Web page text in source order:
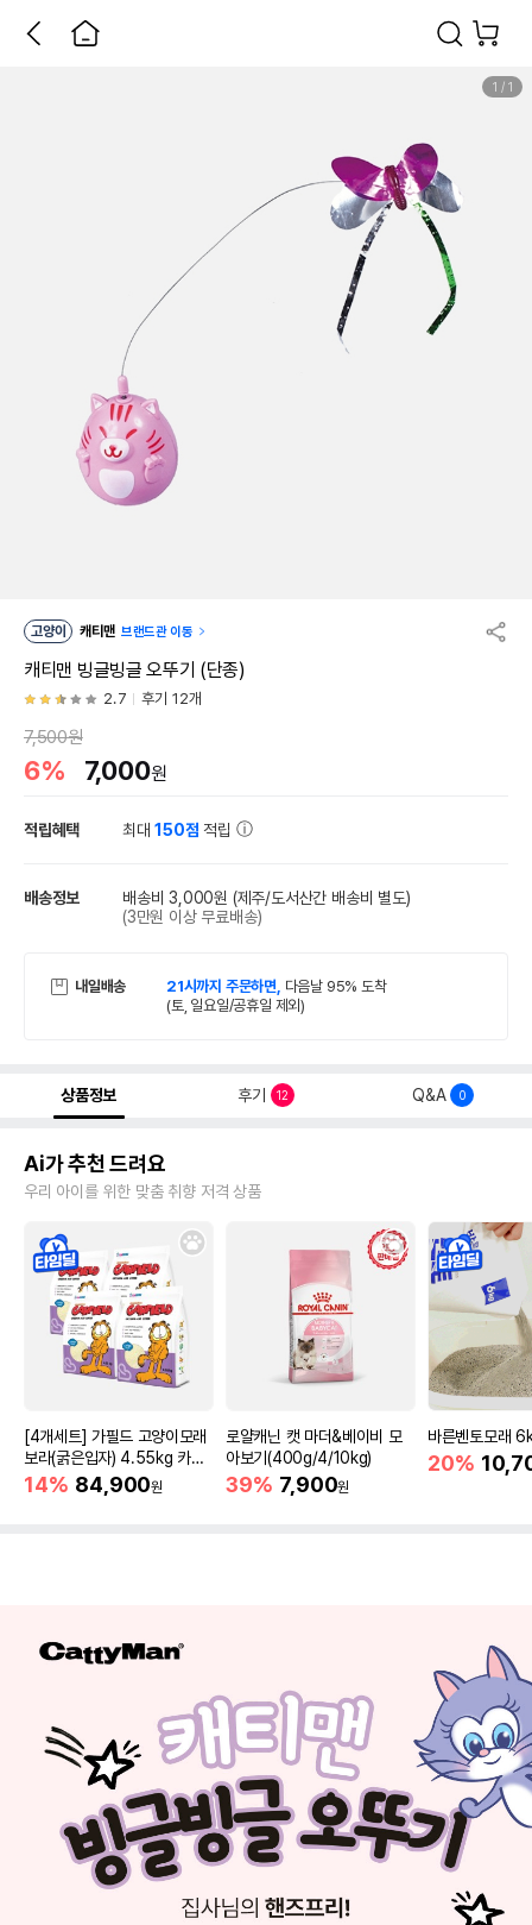
1 / 1
고양이 캐티맨 브랜드관 이동
캐티맨 빙글빙글 오뚜기 (단종)
2.7 후기 12개
7,500원
6% 7,000원
적립혜택 최대150점 적립
배송정보 배송비 3,000원 (제주/도서산간 배송비 별도)
(3만원 이상 무료배송)
내일배송 21시까지 주문하면, 다음날 95% 도착
(토, 일요일/공휴일 제외)
상품정보 후기 12 Q&A 0
Ai가 추천 드려요
우리 아이를 위한 맞춤 취향 저격 상품
[4개세트] 가필드 고양이모래
보라(굵은입자) 4.55kg 카사
바모래
14% 84,900원
로얄캐닌 캣 마더&베이비 모
아보기(400g/4/10kg)
39% 7,900원
바른벤토모래
20%